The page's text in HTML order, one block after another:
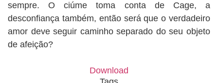
sempre. O ciúme toma conta de Cage, a
desconfiança também, então será que o verdadeiro
amor deve seguir caminho separado do seu objeto
de afeição?
Download